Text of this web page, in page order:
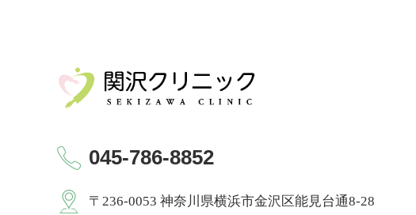
045-786-8852
〒236-0053 神奈川県横浜市金沢区能見台通8-28